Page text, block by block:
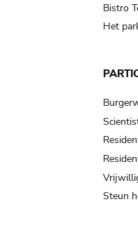
Bistro
Het
Steun